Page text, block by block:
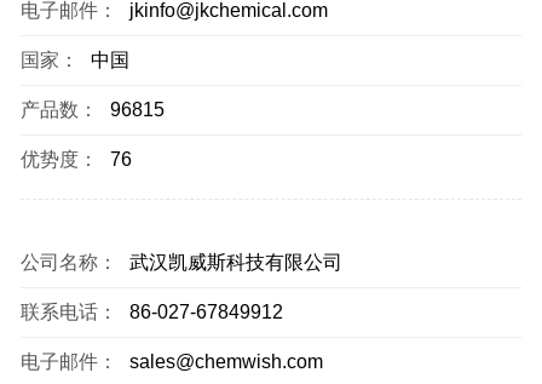
电子邮件： jkinfo@jkchemical.com
国家： 中国
产品数： 96815
优势度： 76
公司名称： 武汉凯威斯科技有限公司
联系电话： 86-027-67849912
电子邮件： sales@chemwish.com